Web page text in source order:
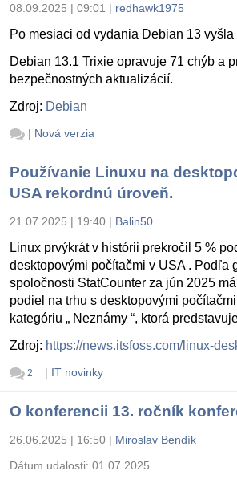
08.09.2025 | 09:01 | redhawk1975
Po mesiaci od vydania Debian 13
Debian 13.1 Trixie opravuje 71 chýb a
bezpečnostných aktualizácií.
Zdroj: Debian
| Nová verzia
Používanie Linuxu na
USA rekordnú úroveň.
21.07.2025 | 19:40 | Balin50
Linux prvýkrát v histórii prekročil 5 %
desktopovými počítačmi v USA . Podľa
spoločnosti StatCounter za jún 2025
podiel na trhu s desktopovými
kategóriu „ Neznámy “, ktorá
Zdroj: https://news.itsfoss.com/linux-
2 | IT novinky
O konferencii 13. ročník
26.06.2025 | 16:50 | Miroslav Bendík
Dátum udalosti: 01.07.2025